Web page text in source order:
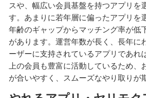
スや、幅広い会員基盤を持つアプリを
す。あまりに若年層に偏ったアプリを
年齢のギャップからマッチング率が低
があります。運営年数が長く、長年に
ーザーに支持されているアプリであれ
上の会員も豊富に活動しているため、
が合いやすく、スムーズなやり取りが